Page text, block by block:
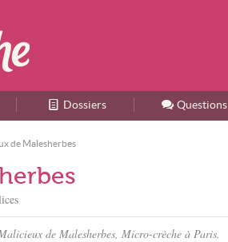
Accueil
Dossiers Questions
de Malesherbes
de Malesherbes, Micro-crèche à Paris.